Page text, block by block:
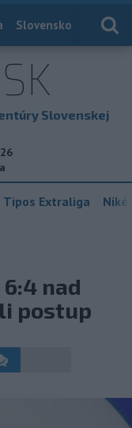
Slovensko
Slovenskej
Tipos Extraliga
nad
postup